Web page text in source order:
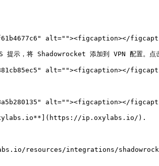
alt=""><figcaption></
示，将 Shadowrocket 添加到 VPN 配置。点
alt=""><figcaption></
alt=""><figcaption></
ip.oxylabs.io/).
resources/integrations/